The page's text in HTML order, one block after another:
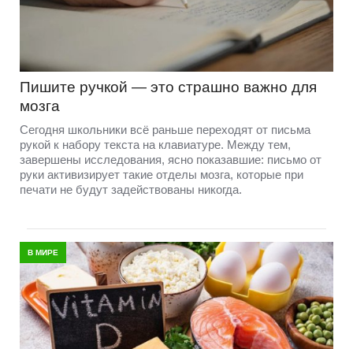
Пишите ручкой — это страшно важно для
мозга
Сегодня школьники всё раньше переходят от письма
рукой к набору текста на клавиатуре. Между тем,
завершены исследования, ясно показавшие: письмо от
руки активизирует такие отделы мозга, которые при
печати не будут задействованы никогда.
В МИРЕ